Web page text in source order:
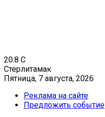
20.8 C
Стерлитамак
Пятница, 7 августа, 2026
Реклама на сайте
Предложить событие